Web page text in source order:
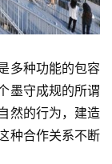
多种功能的包容
墨守成规的所谓
然的行为，建造
种合作关系不断